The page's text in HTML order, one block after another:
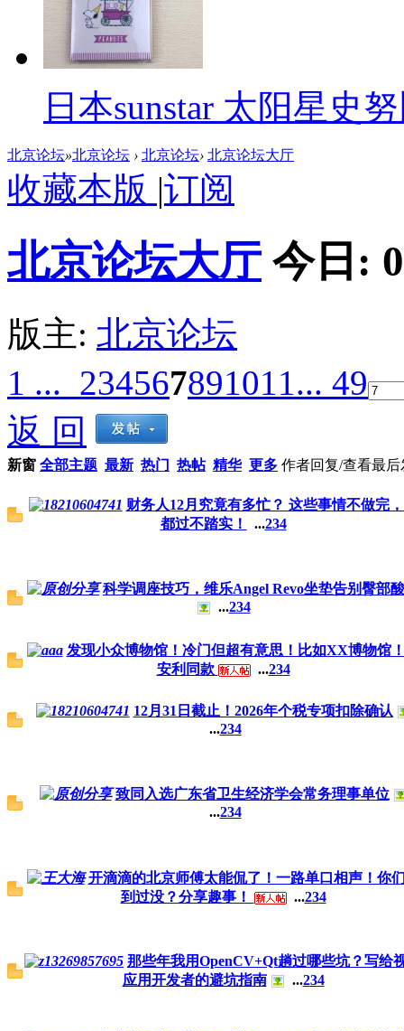
日本sunstar 太阳星史
北京论坛»北京论坛 › 北京论坛› 北京论坛大厅
收藏本版 |订阅
北京论坛大厅 今日: 0
版主: 北京论坛
1 ... 234567891011... 49
返 回
新窗 全部主题 最新 热门 热帖 精华 更多 作者回复/查看最后
财务人12月究竟有多忙？ 这些事情不做完
都过不踏实！
...234
科学调座技巧，维乐Angel Revo坐垫告别臀部
...234
发现小众博物馆！冷门但超有意思！比如XX博物馆
安利同款
...234
12月31日截止！2026年个税专项扣除确认
...234
致同入选广东省卫生经济学会常务理事单位
...234
开滴滴的北京师傅太能侃了！一路单口相声！你
到过没？分享趣事！
...234
那些年我用OpenCV+Qt趟过哪些坑？写给
应用开发者的避坑指南
...234